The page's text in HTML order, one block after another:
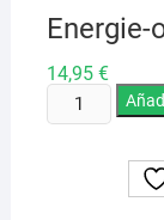
Energie-
14,95 €
Energie-
oil